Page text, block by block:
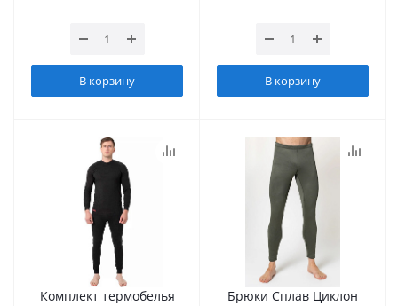
В корзину В корзину
Комплект термобелья
Брюки Сплав Циклон